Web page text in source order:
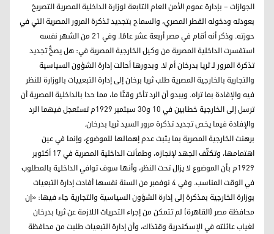
الجوازات – بإدارة عموم الأمن العام التابعة لوزارة الداخلية المصرية التصريحَ
بعودته ودخوله القطر المصري، والسماح بتجديد تذكرة المرور المصرية التي في
حوزته. وذكر أنه أقام في مصر أربعة عشر عامًا. وفي 21 من الشهر نفسه
استفسرت الداخلية المصرية من وكيل الخارجية المصرية في: هل يصحُّ تجديد
تذكرة المرور لـ ثريا بدرخان أم لا. وبدورها أحالت إدارة الشؤون السياسية
والتجارية بالخارجية المصرية طلب ثريا برخان إلى إدارة التبعييات بالوزارة للنظر
فيه والإفادة بما تراه. ويبدو أن الرد تأخر وقتًا ما، مما حدا بالداخلية المصرية أن
ترسل إلى الخارجية خطابين في 10 و30 سبتمبر 1929م تستعجل فيهما الرد
والإفادة فيما يخص تجديد تذكرة مرور السيد ثريا بدرخان.
برهنت الخارجية المصرية بما يثبت عدم إهمالها للموضوع، وإنما في عين
اهتمامها، وتكثّف الجهد لإنجازه، وطمأنت الداخلية المصرية في 17 أكتوبر
1929م بأن الموضوع لا يزال تحت النظر، وأنها سوف توافي الداخلية بالمطلوب
في الوقت المناسب. وفي 4 نوفمبر من السنة نفسها أفادت إدارة التبعيات
بوزارة الخارجية بمذكرة إلى إدارة الشؤون السياسية والتجارية جاء فيها: «إن
محافظة مصر (القاهرة) لم تتمكن من إجراء التحريات اللازمة عن ثريا بدرخان
لغياب عائلته في الإسكندرية وقتذاك، وأن إدارة التبعيات طلبت من محافظة